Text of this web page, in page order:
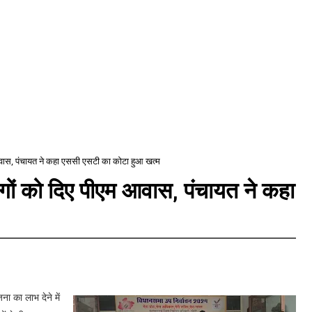
पंचायत ने कहा एससी एसटी का कोटा हुआ खत्म
को दिए पीएम आवास, पंचायत ने कहा
का लाभ देने में